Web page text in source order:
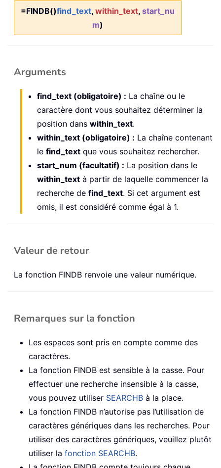
=FINDB()find_text, within_text, start_nu
m)
Arguments
find_text (obligatoire) : La chaîne ou le
caractère dont vous souhaitez déterminer la
position dans within_text.
within_text (obligatoire) : La chaîne contenant
le find_text que vous souhaitez rechercher.
start_num (facultatif) : La position dans le
within_text à partir de laquelle commencer la
recherche de find_text. Si cet argument est
omis, il est considéré comme égal à 1.
Valeur de retour
La fonction FINDB renvoie une valeur numérique.
Remarques sur la fonction
Les espaces sont pris en compte comme des
caractères.
La fonction FINDB est sensible à la casse. Pour
effectuer une recherche insensible à la casse,
vous pouvez utiliser SEARCHB à la place.
La fonction FINDB n’autorise pas l’utilisation de
caractères génériques dans les recherches. Pour
utiliser des caractères génériques, veuillez plutôt
utiliser la fonction SEARCHB.